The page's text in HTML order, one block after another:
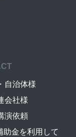
自治体様
会社様
演依頼
助金を利用して